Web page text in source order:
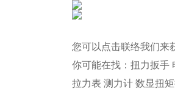
您可以点击联络我们来
你可能在找： 扭力扳手
拉力表 测力计 数显扭